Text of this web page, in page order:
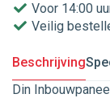
Voor 14:00
Veilig
Beschrijving
Din